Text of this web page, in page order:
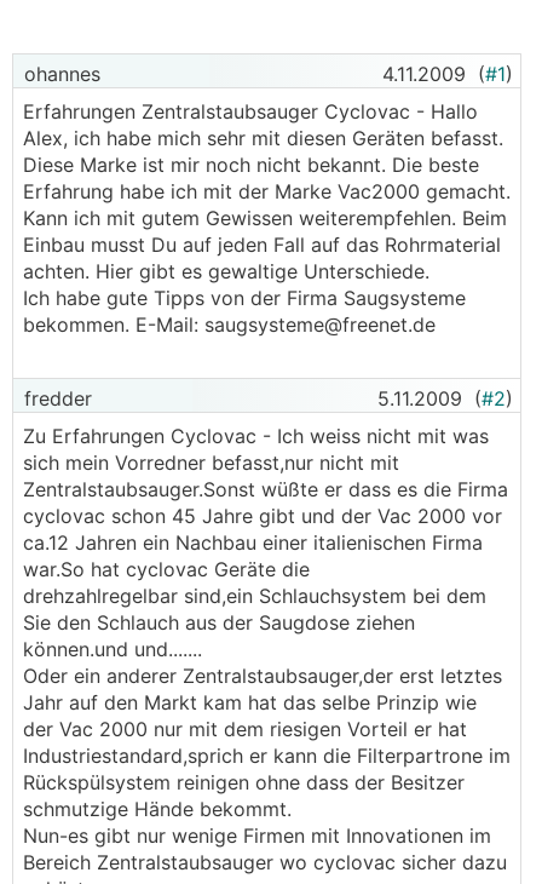
ohannes 4.11.2009 (#1)
Erfahrungen Zentralstaubsauger Cyclovac - Hallo
Alex, ich habe mich sehr mit diesen Geräten befasst.
Diese Marke ist mir noch nicht bekannt. Die beste
Erfahrung habe ich mit der Marke Vac2000 gemacht.
Kann ich mit gutem Gewissen weiterempfehlen. Beim
Einbau musst Du auf jeden Fall auf das Rohrmaterial
achten. Hier gibt es gewaltige Unterschiede.
Ich habe gute Tipps von der Firma Saugsysteme
bekommen. E-Mail: saugsysteme@freenet.de
fredder 5.11.2009 (#2)
Zu Erfahrungen Cyclovac - Ich weiss nicht mit was
sich mein Vorredner befasst,nur nicht mit
Zentralstaubsauger.Sonst wüßte er dass es die Firma
cyclovac schon 45 Jahre gibt und der Vac 2000 vor
ca.12 Jahren ein Nachbau einer italienischen Firma
war.So hat cyclovac Geräte die
drehzahlregelbar sind,ein Schlauchsystem bei dem
Sie den Schlauch aus der Saugdose ziehen
können.und und.......
Oder ein anderer Zentralstaubsauger,der erst letztes
Jahr auf den Markt kam hat das selbe Prinzip wie
der Vac 2000 nur mit dem riesigen Vorteil er hat
Industriestandard,sprich er kann die Filterpartrone im
Rückspülsystem reinigen ohne dass der Besitzer
schmutzige Hände bekommt.
Nun-es gibt nur wenige Firmen mit Innovationen im
Bereich Zentralstaubsauger wo cyclovac sicher dazu